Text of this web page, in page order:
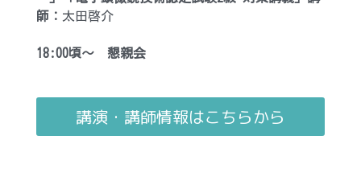
師： 太田啓介
18:00頃〜　懇親会
講演・講師情報はこちらから